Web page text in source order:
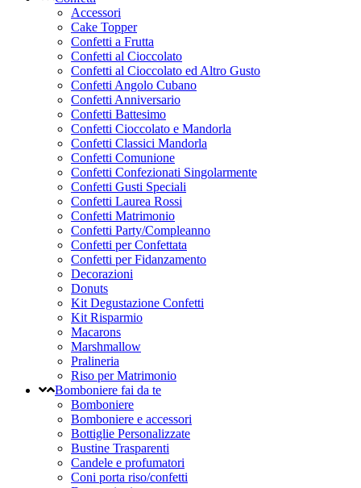
Accessori
Cake Topper
Confetti a Frutta
Confetti al Cioccolato
Confetti al Cioccolato ed Altro Gusto
Confetti Angolo Cubano
Confetti Anniversario
Confetti Battesimo
Confetti Cioccolato e Mandorla
Confetti Classici Mandorla
Confetti Comunione
Confetti Confezionati Singolarmente
Confetti Gusti Speciali
Confetti Laurea Rossi
Confetti Matrimonio
Confetti Party/Compleanno
Confetti per Confettata
Confetti per Fidanzamento
Decorazioni
Donuts
Kit Degustazione Confetti
Kit Risparmio
Macarons
Marshmallow
Pralineria
Riso per Matrimonio
Bomboniere fai da te
Bomboniere
Bomboniere e accessori
Bottiglie Personalizzate
Bustine Trasparenti
Candele e profumatori
Coni porta riso/confetti